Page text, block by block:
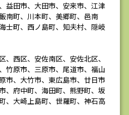
益田市、大田市、安来市、江津
南町、川本町、美郷町、邑南
士町、西ノ島町、知夫村、隠岐
、西区、安佐南区、安佐北区、
竹原市、三原市、尾道市、福山
市、大竹市、東広島市、廿日市
、府中町、海田町、熊野町、坂
、大崎上島町、世羅町、神石高